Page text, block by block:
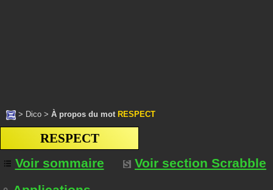
> Dico > À propos du mot RESPECT
RESPECT
Voir sommaire
Voir section Scrabble